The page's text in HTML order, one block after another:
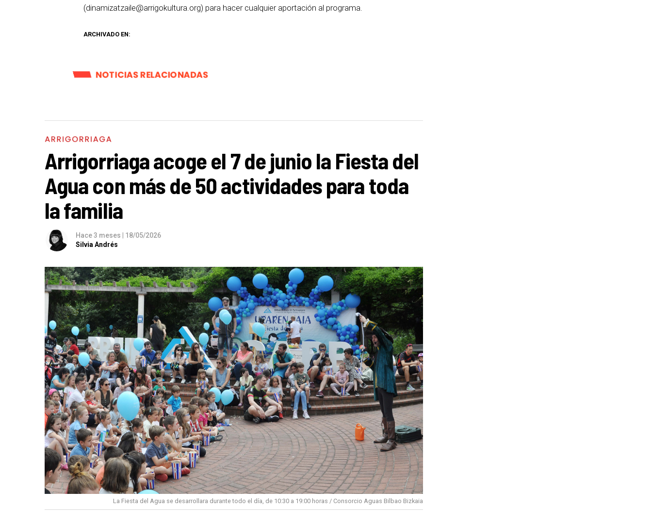
(dinamizatzaile@arrigokultura.org) para hacer cualquier aportación al programa.
ARCHIVADO EN:
NOTICIAS RELACIONADAS
ARRIGORRIAGA
Arrigorriaga acoge el 7 de junio la Fiesta del
Agua con más de 50 actividades para toda
la familia
Hace 3 meses | 18/05/2026
Silvia Andrés
La Fiesta del Agua se desarrollara durante todo el día, de 10:30 a 19:00 horas / Consorcio Aguas Bilbao Bizkaia